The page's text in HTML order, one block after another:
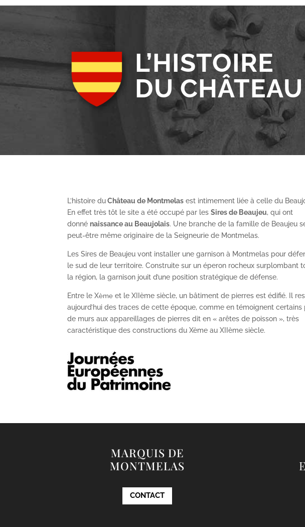
L’HISTOIRE
DU CHÂTEAU
L’histoire duChâteau de Montmelas est intimement liée à celle du
En effet très tôt le site a été occupé par lesSires de Beaujeu, qui ont
donné naissance au Beaujolais. Une branche de la famille de Beaujeu
peut-être même originaire de la Seigneurie de Montmelas.
Les Sires de Beaujeu vont installer une garnison à Montmelas pour
le sud de leur territoire. Construite sur un éperon rocheux surplombant
la région, la garnison jouit d’une position stratégique de défense.
Entre le Xème et le XIIème siècle, un bâtiment de pierres est édifié. Il
aujourd’hui des traces de cette époque, comme en témoignent certains
de murs aux appareillages de pierres dit en « arêtes de poisson », très
caractéristique des constructions du Xème au XIIème siècle.
MARQUIS DE
MONTMELAS
CONTACT